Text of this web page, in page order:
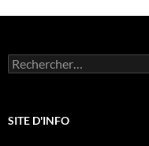
Rechercher :
SITE D'INFO